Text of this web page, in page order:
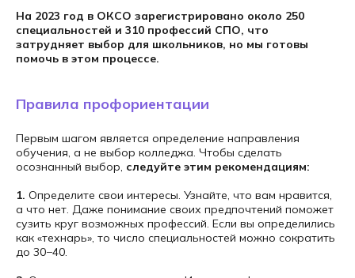
На 2023 год в ОКСО зарегистрировано около 250
специальностей и 310 профессий СПО, что
затрудняет выбор для школьников, но мы готовы
помочь в этом процессе.
Правила профориентации
Первым шагом является определение направления
обучения, а не выбор колледжа. Чтобы сделать
осознанный выбор, следуйте этим рекомендациям:
1. Определите свои интересы. Узнайте, что вам нравится,
а что нет. Даже понимание своих предпочтений поможет
сузить круг возможных профессий. Если вы определились
как «технарь», то число специальностей можно сократить
до 30−40.